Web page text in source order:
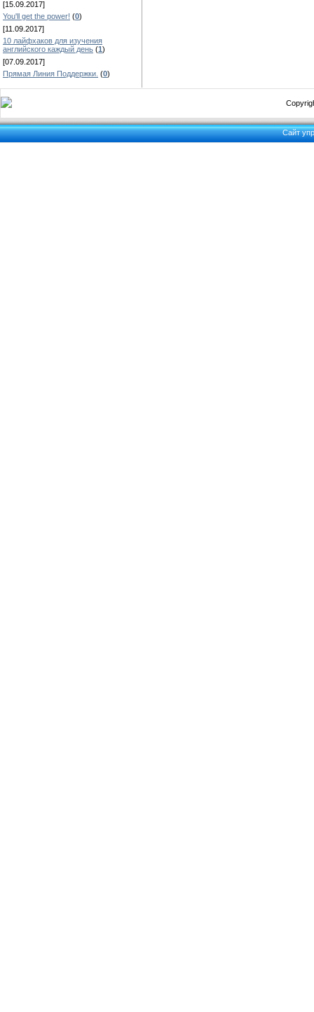
[15.09.2017]
You'll get the power! (0)
[11.09.2017]
10 лайфхаков для изучения
английского каждый день (1)
[07.09.2017]
Прямая Линия Поддержки. (0)
Сайт